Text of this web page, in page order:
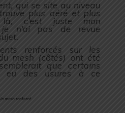
qui se site au niveau
plus aéré et plus
c’est juste mon
n’ai pas de revue
renforcés sur les
mesh (côtés) ont été
que certains
eu des usures à ce
Un mesh renforcé